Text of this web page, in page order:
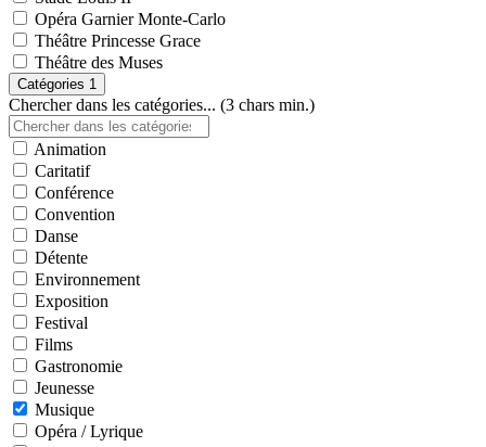
Opéra Garnier Monte-Carlo
Théâtre Princesse Grace
Théâtre des Muses
Catégories 1
Chercher dans les catégories... (3 chars min.)
Animation
Caritatif
Conférence
Convention
Danse
Détente
Environnement
Exposition
Festival
Films
Gastronomie
Jeunesse
Musique
Opéra / Lyrique